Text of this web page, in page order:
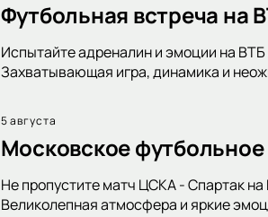
Футбольная встреча на
Испытайте адреналин и эмоции на
Захватывающая игра, динамика и
5 августа
Московское
Не пропустите матч ЦСКА - Спартак
Великолепная атмосфера и яркие